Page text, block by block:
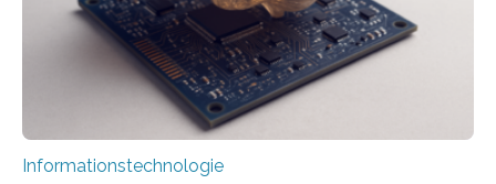
Animation, bei der Stimme, Körperbewegung, Gestik
und Mimik im Einklang sind…
Informationstechnologie